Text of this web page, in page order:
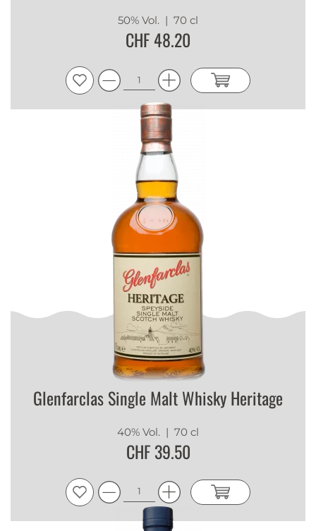
50% Vol. | 70 cl
CHF 48.20
Glenfarclas Single Malt Whisky Heritage
40% Vol. | 70 cl
CHF 39.50